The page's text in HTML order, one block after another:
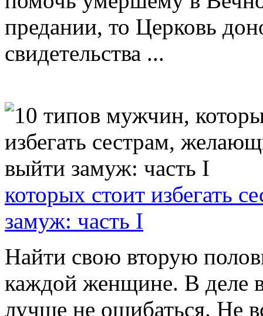
предании, то Церковь
свидетельства ...
которых стоит избегать
замуж: часть I
Найти свою вторую
каждой женщине. В деле
лучше не ошибаться. Не